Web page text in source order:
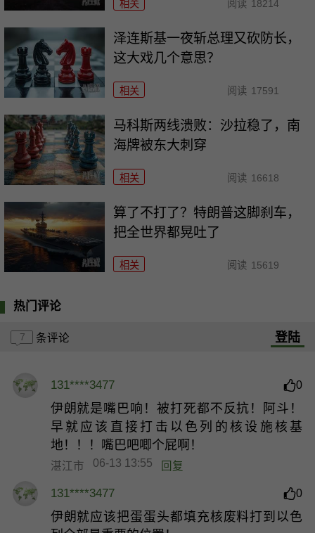
相关 阅读 18214
泽连斯基一夜斩总理又砍防长，
这大戏几个意思？
相关 阅读 17591
马科斯两线溃败：沙拉稳了，南
海牌被东大刺穿
相关 阅读 16618
算了不打了？特朗普这脚刹车，
把全世界都晃吐了
相关 阅读 15619
热门评论
7 条评论 登陆
131****3477 0
伊朗就是嘴巴响！被打死都不反抗！阿斗！
早就应该直接打击以色列的核设施核基
地！！！嘴巴吧唧个屁啊！
湛江市 06-13 13:55 回复
131****3477 0
伊朗就应该把蛋蛋头都填充核废料打到以色